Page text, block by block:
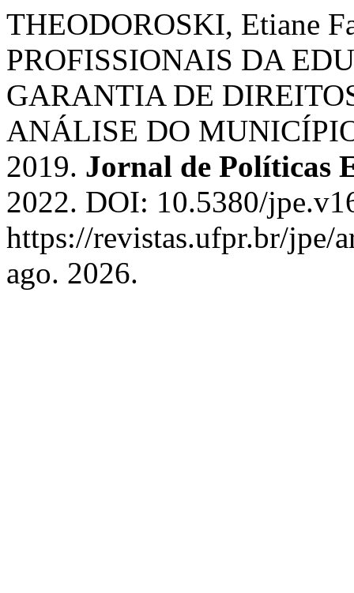
THEODOROSKI, Etiane
PROFISSIONAIS DA
GARANTIA DE
ANÁLISE DO
2019. Jornal de Políticas
2022. DOI: 10.5380/
https://revistas.ufpr.br/jpe/
ago. 2026.